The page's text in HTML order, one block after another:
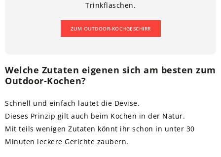
Trinkflaschen.
ZUM OUTDOOR-KOCHGESCHIRR
Welche Zutaten eigenen sich am besten zum
Outdoor-Kochen?
Schnell und einfach lautet die Devise.
Dieses Prinzip gilt auch beim Kochen in der Natur.
Mit teils wenigen Zutaten könnt ihr schon in unter 30
Minuten leckere Gerichte zaubern.